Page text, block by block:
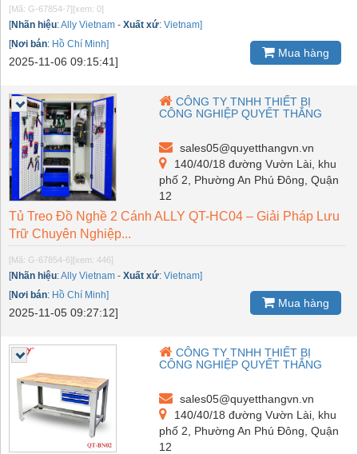
[Mã: G-67854-7][xem: 0]
[Nhãn hiệu:Ally Vietnam - Xuất xứ: Vietnam]
[Nơi bán: Hồ Chí Minh]
2025-11-06 09:15:41]
Mua hàng
CÔNG TY TNHH THIẾT BỊ
CÔNG NGHIỆP QUYẾT THẮNG
sales05@quyetthangvn.vn
140/40/18 đường Vườn Lài, khu
phố 2, Phường An Phú Đông, Quận
12
Tủ Treo Đồ Nghề 2 Cánh ALLY QT-HC04 – Giải Pháp Lưu
Trữ Chuyên Nghiệp...
[Mã: G-67854-6][xem: 446]
[Nhãn hiệu:Ally Vietnam - Xuất xứ: Vietnam]
[Nơi bán: Hồ Chí Minh]
2025-11-05 09:27:12]
Mua hàng
CÔNG TY TNHH THIẾT BỊ
CÔNG NGHIỆP QUYẾT THẮNG
sales05@quyetthangvn.vn
140/40/18 đường Vườn Lài, khu
phố 2, Phường An Phú Đông, Quận
12